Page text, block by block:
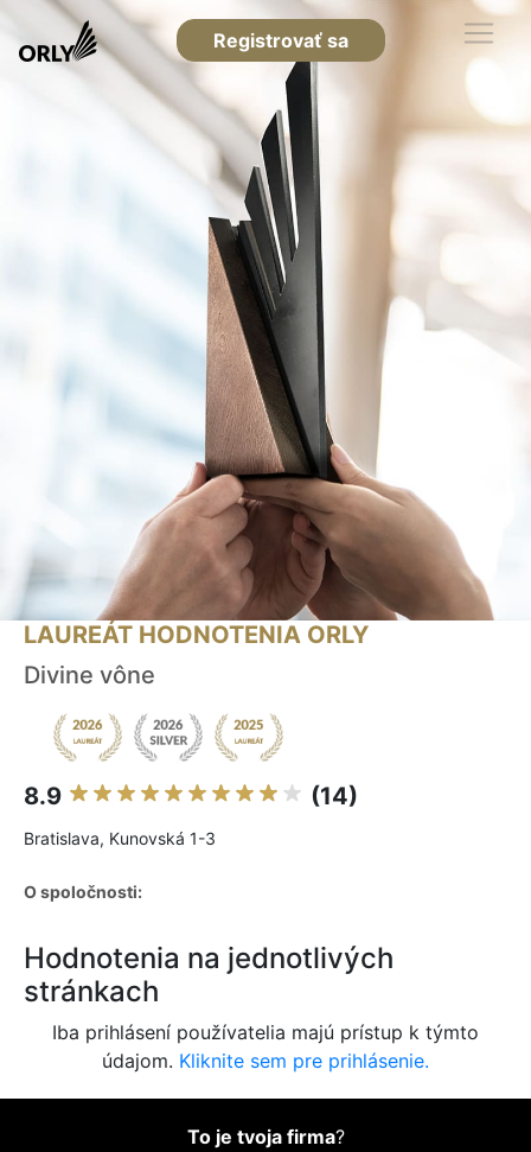
Registrovať sa
LAUREÁT HODNOTENIA ORLY
Divine vône
8.9 (14)
Bratislava, Kunovská 1-3
O spoločnosti:
Hodnotenia na jednotlivých
stránkach
Iba prihlásení používatelia majú prístup k týmto
údajom. Kliknite sem pre prihlásenie.
To je tvoja firma?